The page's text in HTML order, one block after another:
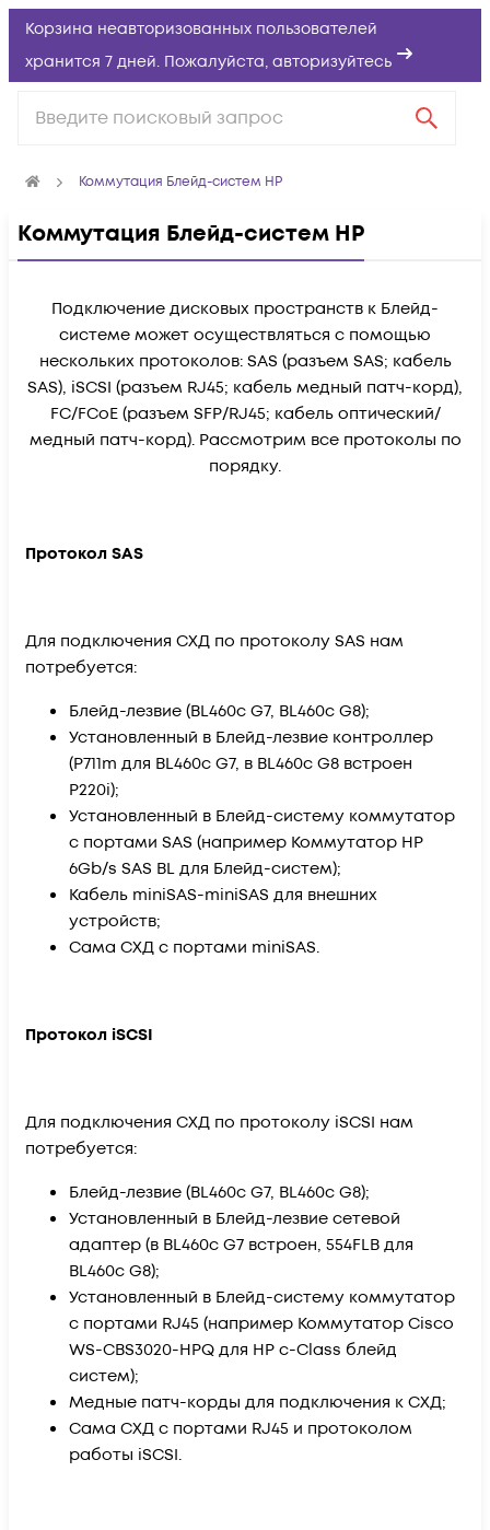
Корзина неавторизованных пользователей
хранится 7 дней. Пожалуйста, авторизуйтесь
Коммутация Блейд-систем HP
Коммутация Блейд-систем HP
Подключение дисковых пространств к Блейд-
системе может осуществляться с помощью
нескольких протоколов: SAS (разъем SAS; кабель
SAS), iSCSI (разъем RJ45; кабель медный патч-корд),
FC/FCoE (разъем SFP/RJ45; кабель оптический/
медный патч-корд). Рассмотрим все протоколы по
порядку.
Протокол SAS
Для подключения СХД по протоколу SAS нам
потребуется:
Блейд-лезвие (BL460c G7, BL460c G8);
Установленный в Блейд-лезвие контроллер
(P711m для BL460c G7, в BL460c G8 встроен
P220i);
Установленный в Блейд-систему коммутатор
с портами SAS (например Коммутатор HP
6Gb/s SAS BL для Блейд-систем);
Кабель miniSAS-miniSAS для внешних
устройств;
Сама СХД с портами miniSAS.
Протокол iSCSI
Для подключения СХД по протоколу iSCSI нам
потребуется:
Блейд-лезвие (BL460c G7, BL460c G8);
Установленный в Блейд-лезвие сетевой
адаптер (в BL460c G7 встроен, 554FLB для
BL460c G8);
Установленный в Блейд-систему коммутатор
с портами RJ45 (например Коммутатор Cisco
WS-CBS3020-HPQ для HP c-Class блейд
систем);
Медные патч-корды для подключения к СХД;
Сама СХД с портами RJ45 и протоколом
работы iSCSI.